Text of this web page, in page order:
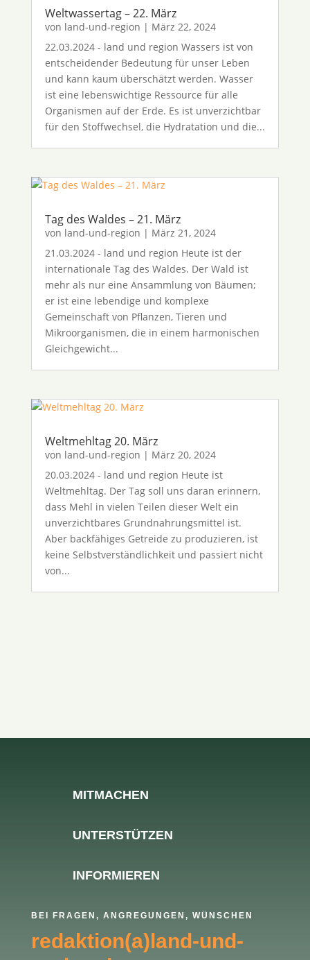
Weltwassertag – 22. März
von land-und-region | März 22, 2024
22.03.2024 - land und region Wassers ist von
entscheidender Bedeutung für unser Leben
und kann kaum überschätzt werden. Wasser
ist eine lebenswichtige Ressource für alle
Organismen auf der Erde. Es ist unverzichtbar
für den Stoffwechsel, die Hydratation und die...
Tag des Waldes – 21. März
von land-und-region | März 21, 2024
21.03.2024 - land und region Heute ist der
internationale Tag des Waldes. Der Wald ist
mehr als nur eine Ansammlung von Bäumen;
er ist eine lebendige und komplexe
Gemeinschaft von Pflanzen, Tieren und
Mikroorganismen, die in einem harmonischen
Gleichgewicht...
Weltmehltag 20. März
von land-und-region | März 20, 2024
20.03.2024 - land und region Heute ist
Weltmehltag. Der Tag soll uns daran erinnern,
dass Mehl in vielen Teilen dieser Welt ein
unverzichtbares Grundnahrungsmittel ist.
Aber backfähiges Getreide zu produzieren, ist
keine Selbstverständlichkeit und passiert nicht
von...
MITMACHEN
UNTERSTÜTZEN
INFORMIEREN
BEI FRAGEN, ANGREGUNGEN, WÜNSCHEN
redaktion(a)land-und-